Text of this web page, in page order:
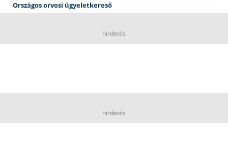
Országos orvosi ügyeletkereső
hirdetés
hirdetés